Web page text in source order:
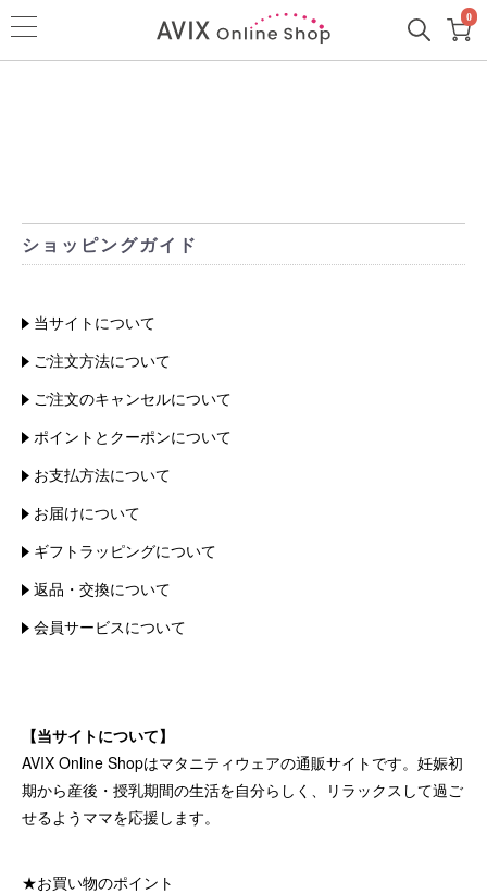
0
ショッピングガイド
当サイトについて
ご注文方法について
ご注文のキャンセルについて
ポイントとクーポンについて
お支払方法について
お届けについて
ギフトラッピングについて
返品・交換について
会員サービスについて
【当サイトについて】
AVIX Online Shopはマタニティウェアの通販サイトです。妊娠初
期から産後・授乳期間の生活を自分らしく、リラックスして過ご
せるようママを応援します。
★お買い物のポイント